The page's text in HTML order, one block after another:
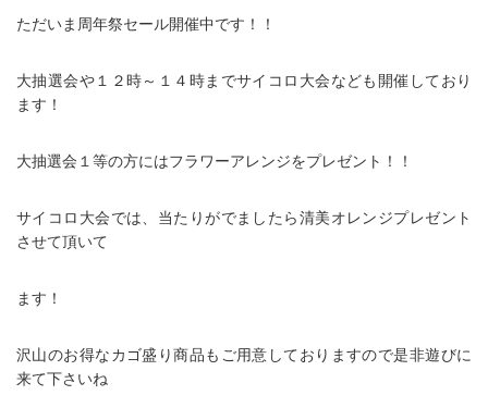
ただいま周年祭セール開催中です！！
大抽選会や１２時～１４時までサイコロ大会なども開催しており
ます！
大抽選会１等の方にはフラワーアレンジをプレゼント！！
サイコロ大会では、当たりがでましたら清美オレンジプレゼント
させて頂いて
ます！
沢山のお得なカゴ盛り商品もご用意しておりますので是非遊びに
来て下さいね